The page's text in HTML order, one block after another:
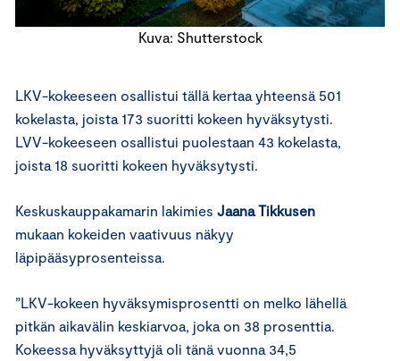
Kuva: Shutterstock
LKV-kokeeseen osallistui tällä kertaa yhteensä 501
kokelasta, joista 173 suoritti kokeen hyväksytysti.
LVV-kokeeseen osallistui puolestaan 43 kokelasta,
joista 18 suoritti kokeen hyväksytysti.
Keskuskauppakamarin lakimies Jaana Tikkusen
mukaan kokeiden vaativuus näkyy
läpipääsyprosenteissa.
”LKV-kokeen hyväksymisprosentti on melko lähellä
pitkän aikavälin keskiarvoa, joka on 38 prosenttia.
Kokeessa hyväksyttyjä oli tänä vuonna 34,5